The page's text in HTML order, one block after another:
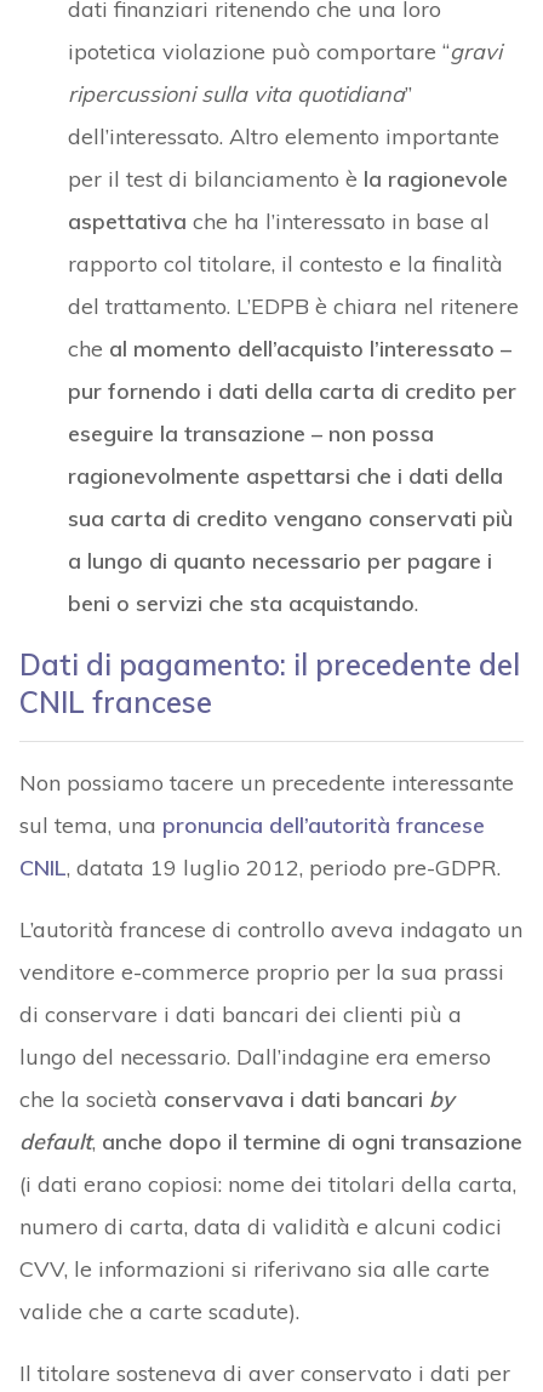
dati finanziari ritenendo che una loro
ipotetica violazione può comportare “gravi
ripercussioni sulla vita quotidiana”
dell’interessato. Altro elemento importante
per il test di bilanciamento è la ragionevole
aspettativa che ha l’interessato in base al
rapporto col titolare, il contesto e la finalità
del trattamento. L’EDPB è chiara nel ritenere
che al momento dell’acquisto l’interessato –
pur fornendo i dati della carta di credito per
eseguire la transazione – non possa
ragionevolmente aspettarsi che i dati della
sua carta di credito vengano conservati più
a lungo di quanto necessario per pagare i
beni o servizi che sta acquistando.
Dati di pagamento: il precedente del
CNIL francese
Non possiamo tacere un precedente interessante
sul tema, una pronuncia dell’autorità francese
CNIL, datata 19 luglio 2012, periodo pre-GDPR.
L’autorità francese di controllo aveva indagato un
venditore e-commerce proprio per la sua prassi
di conservare i dati bancari dei clienti più a
lungo del necessario. Dall’indagine era emerso
che la società conservava i dati bancari by
default, anche dopo il termine di ogni transazione
(i dati erano copiosi: nome dei titolari della carta,
numero di carta, data di validità e alcuni codici
CVV, le informazioni si riferivano sia alle carte
valide che a carte scadute).
Il titolare sosteneva di aver conservato i dati per